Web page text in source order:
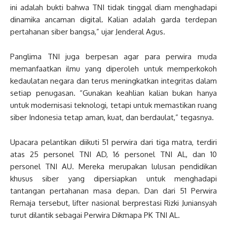
ini adalah bukti bahwa TNI tidak tinggal diam menghadapi
dinamika ancaman digital. Kalian adalah garda terdepan
pertahanan siber bangsa,” ujar Jenderal Agus.
Panglima TNI juga berpesan agar para perwira muda
memanfaatkan ilmu yang diperoleh untuk memperkokoh
kedaulatan negara dan terus meningkatkan integritas dalam
setiap penugasan. “Gunakan keahlian kalian bukan hanya
untuk modernisasi teknologi, tetapi untuk memastikan ruang
siber Indonesia tetap aman, kuat, dan berdaulat,” tegasnya.
Upacara pelantikan diikuti 51 perwira dari tiga matra, terdiri
atas 25 personel TNI AD, 16 personel TNI AL, dan 10
personel TNI AU. Mereka merupakan lulusan pendidikan
khusus siber yang dipersiapkan untuk menghadapi
tantangan pertahanan masa depan. Dan dari 51 Perwira
Remaja tersebut, lifter nasional berprestasi Rizki Juniansyah
turut dilantik sebagai Perwira Dikmapa PK TNI AL.